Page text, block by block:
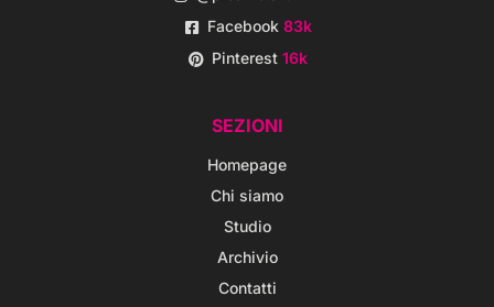
Facebook83k
Pinterest16k
SEZIONI
Homepage
Chi siamo
Studio
Archivio
Contatti